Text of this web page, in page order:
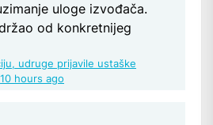
uloge izvođača.
od konkretnijeg
udruge prijavile ustaške
10 hours ago